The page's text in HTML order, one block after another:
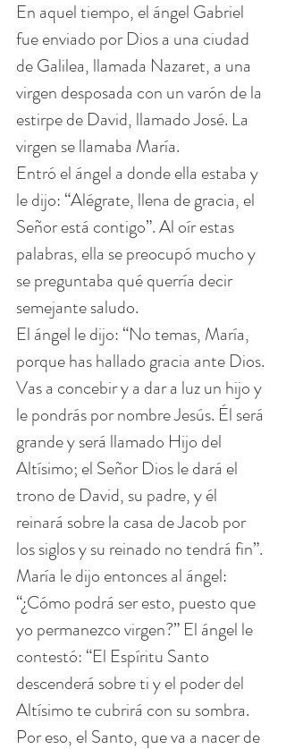
En aquel tiempo, el ángel Gabriel
fue enviado por Dios a una ciudad
de Galilea, llamada Nazaret, a una
virgen desposada con un varón de la
estirpe de David, llamado José. La
virgen se llamaba María.
Entró el ángel a donde ella estaba y
le dijo: “Alégrate, llena de gracia, el
Señor está contigo”. Al oír estas
palabras, ella se preocupó mucho y
se preguntaba qué querría decir
semejante saludo.
El ángel le dijo: “No temas, María,
porque has hallado gracia ante Dios.
Vas a concebir y a dar a luz un hijo y
le pondrás por nombre Jesús. Él será
grande y será llamado Hijo del
Altísimo; el Señor Dios le dará el
trono de David, su padre, y él
reinará sobre la casa de Jacob por
los siglos y su reinado no tendrá fin”.
María le dijo entonces al ángel:
“¿Cómo podrá ser esto, puesto que
yo permanezco virgen?” El ángel le
contestó: “El Espíritu Santo
descenderá sobre ti y el poder del
Altísimo te cubrirá con su sombra.
Por eso, el Santo, que va a nacer de